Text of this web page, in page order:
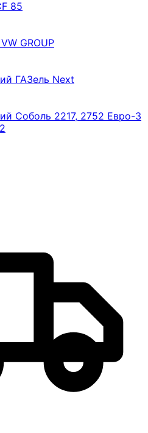
85
GROUP
ГАЗель Next
Соболь 2217, 2752 Евро-3